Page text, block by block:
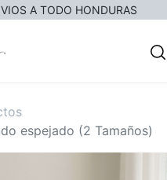
A TODO HONDURAS
espejado (2 Tamaños)